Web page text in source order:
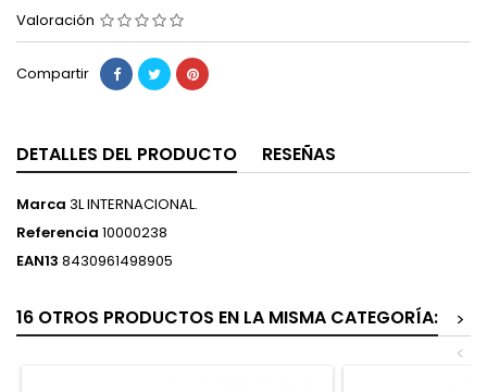
Valoración
Compartir
DETALLES DEL PRODUCTO RESEÑAS
Marca 3L INTERNACIONAL.
Referencia 10000238
EAN13 8430961498905
16 OTROS PRODUCTOS EN LA MISMA CATEGORÍA:
>
<